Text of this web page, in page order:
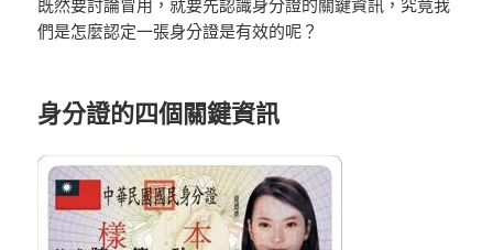
既然要討論冒用，就要先認識身分證的關鍵資訊，究竟我
們是怎麼認定一張身分證是有效的呢？
身分證的四個關鍵資訊